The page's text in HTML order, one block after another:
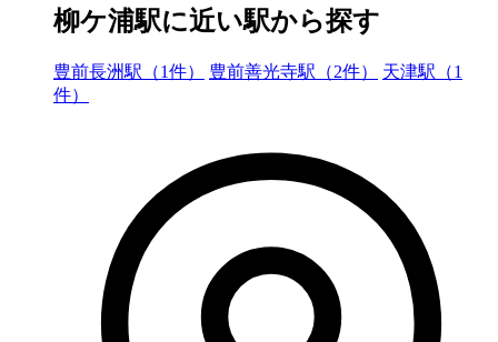
柳ケ浦駅に近い駅から探す
豊前長洲駅（1件） 豊前善光寺駅（2件）
天津駅（1
件）